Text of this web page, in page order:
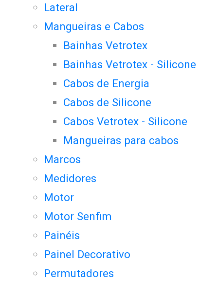
Lateral
Mangueiras e Cabos
Bainhas Vetrotex
Bainhas Vetrotex - Silicone
Cabos de Energia
Cabos de Silicone
Cabos Vetrotex - Silicone
Mangueiras para cabos
Marcos
Medidores
Motor
Motor Senfim
Painéis
Painel Decorativo
Permutadores